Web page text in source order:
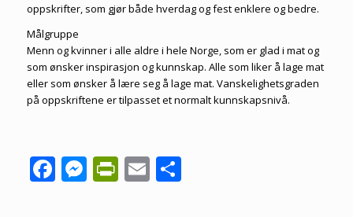
oppskrifter, som gjør både hverdag og fest enklere og bedre.
Målgruppe
Menn og kvinner i alle aldre i hele Norge, som er glad i mat og
som ønsker inspirasjon og kunnskap. Alle som liker å lage mat
eller som ønsker å lære seg å lage mat. Vanskelighetsgraden
på oppskriftene er tilpasset et normalt kunnskapsnivå.
Facebook
Messenger
PrintFriendly
EmailShare